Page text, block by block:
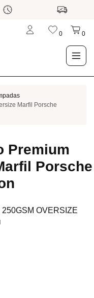
0 0
Marfil Porsche
Premium
Porsche